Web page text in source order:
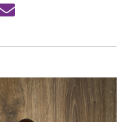
Share